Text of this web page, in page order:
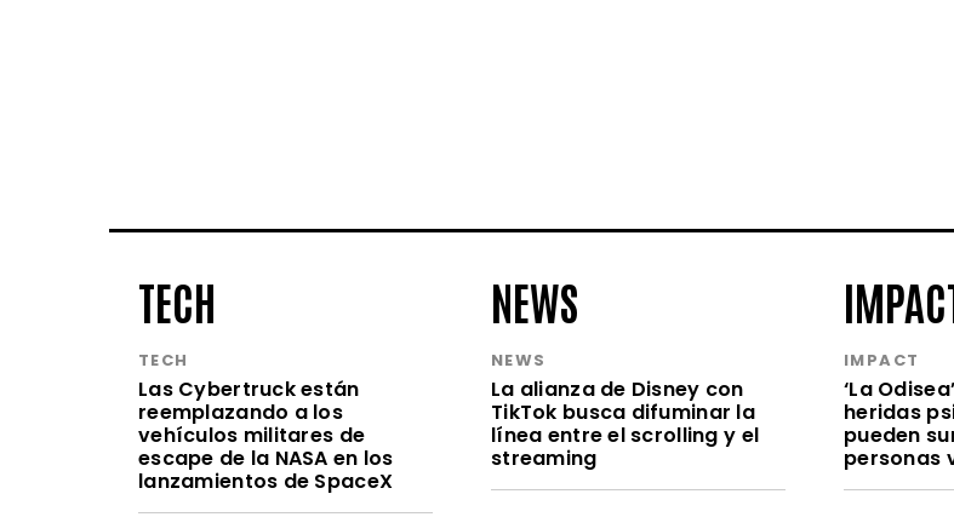
TECH
TECH
Las Cybertruck están
reemplazando a los
vehículos militares de
escape de la NASA en los
lanzamientos de SpaceX
NEWS
NEWS
La alianza de Disney con
TikTok busca difuminar la
línea entre el scrolling y el
streaming
IMPACT
‘La
heridas
pueden
personas